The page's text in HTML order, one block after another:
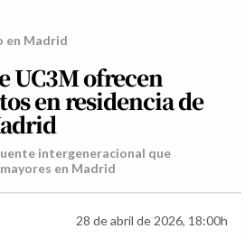
en Madrid
UC3M ofrecen
en residencia de
intergeneracional que
en Madrid
28 de abril de 2026, 18:00h